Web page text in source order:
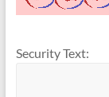
Security Text: